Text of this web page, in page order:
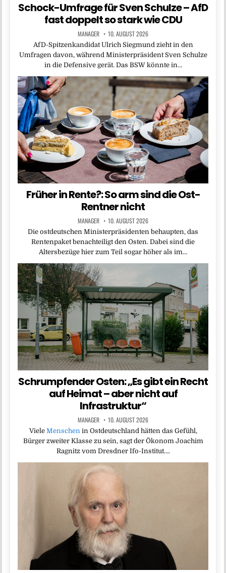
Schock-Umfrage für Sven Schulze – AfD
fast doppelt so stark wie CDU
MANAGER 10. AUGUST 2026
AfD-Spitzenkandidat Ulrich Siegmund zieht in den
Umfragen davon, während Ministerpräsident Sven Schulze
in die Defensive gerät. Das BSW könnte in…
Früher in Rente?: So arm sind die Ost-
Rentner nicht
MANAGER 10. AUGUST 2026
Die ostdeutschen Ministerpräsidenten behaupten, das
Rentenpaket benachteiligt den Osten. Dabei sind die
Altersbezüge hier zum Teil sogar höher als im…
Schrumpfender Osten: „Es gibt ein Recht
auf Heimat – aber nicht auf
Infrastruktur“
MANAGER 10. AUGUST 2026
Viele Menschenin Ostdeutschland hätten das Gefühl,
Bürger zweiter Klasse zu sein, sagt der Ökonom Joachim
Ragnitz vom Dresdner Ifo-Institut….